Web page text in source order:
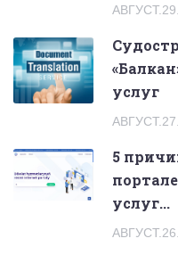
услуг
5
услуг...